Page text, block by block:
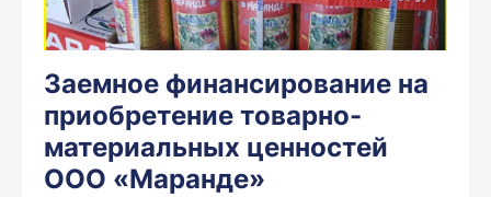
Заемное финансирование на
приобретение товарно-
материальных ценностей
ООО «Маранде»